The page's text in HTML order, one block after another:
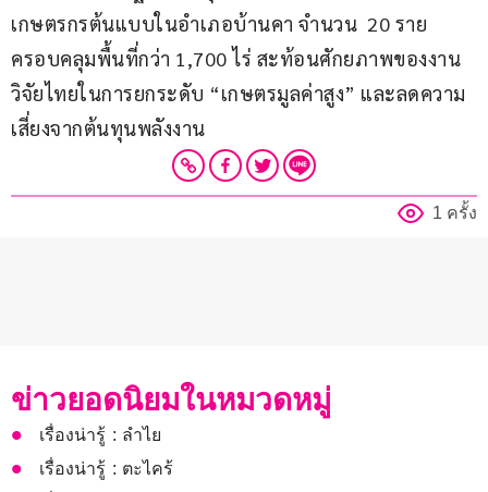
เกษตรกรต้นแบบในอำเภอบ้านคา จำนวน  20 ราย
ครอบคลุมพื้นที่กว่า 1,700 ไร่ สะท้อนศักยภาพของงาน
วิจัยไทยในการยกระดับ “เกษตรมูลค่าสูง” และลดความ
เสี่ยงจากต้นทุนพลังงาน
1 ครั้ง
ข่าวยอดนิยมในหมวดหมู่
เรื่องน่ารู้ : ลำไย
เรื่องน่ารู้ : ตะไคร้